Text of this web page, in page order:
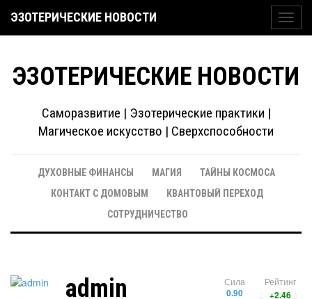
ЭЗОТЕРИЧЕСКИЕ НОВОСТИ
ЭЗОТЕРИЧЕСКИЕ НОВОСТИ
Саморазвитие | Эзотерические практики |
Магическое искусство | Сверхспособности
ДУХОВНЫЕ ФИНАНСЫ МАГИЯ
ТАЙНЫ КОСМОСА
КОНТАКТ С ДОМОВЫМ
КВАНТОВЫЙ ПЕРЕХОД
СОТРУДНИЧЕСТВО
Рейтинг
+2.46
Сила
0.90
admin